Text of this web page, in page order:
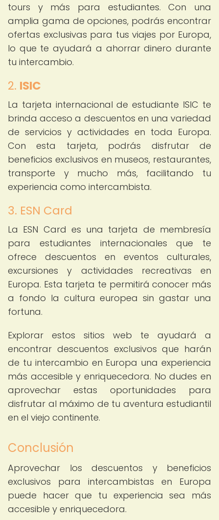
tours y más para estudiantes. Con una
amplia gama de opciones, podrás encontrar
ofertas exclusivas para tus viajes por Europa,
lo que te ayudará a ahorrar dinero durante
tu intercambio.
2. ISIC
La tarjeta internacional de estudiante ISIC te
brinda acceso a descuentos en una variedad
de servicios y actividades en toda Europa.
Con esta tarjeta, podrás disfrutar de
beneficios exclusivos en museos, restaurantes,
transporte y mucho más, facilitando tu
experiencia como intercambista.
3. ESN Card
La ESN Card es una tarjeta de membresía
para estudiantes internacionales que te
ofrece descuentos en eventos culturales,
excursiones y actividades recreativas en
Europa. Esta tarjeta te permitirá conocer más
a fondo la cultura europea sin gastar una
fortuna.
Explorar estos sitios web te ayudará a
encontrar descuentos exclusivos que harán
de tu intercambio en Europa una experiencia
más accesible y enriquecedora. No dudes en
aprovechar estas oportunidades para
disfrutar al máximo de tu aventura estudiantil
en el viejo continente.
Conclusión
Aprovechar los descuentos y beneficios
exclusivos para intercambistas en Europa
puede hacer que tu experiencia sea más
accesible y enriquecedora.